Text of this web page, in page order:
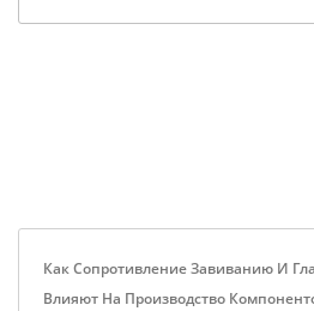
Как Сопротивление Завиванию И
Влияют На Производство